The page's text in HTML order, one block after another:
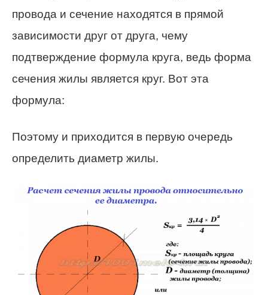
провода и сечение находятся в прямой
зависимости друг от друга, чему
подтверждение формула круга, ведь форма
сечения жилы является круг. Вот эта
формула:
Поэтому и приходится в первую очередь
определить диаметр жилы.